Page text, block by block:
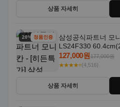
상품 자세히
28% 할인정품인증
삼성공식파트너 모
LS24F330
컴퓨터 모니터
127,000원177,000원
★★★★⭐(4,516)
상품 자세히